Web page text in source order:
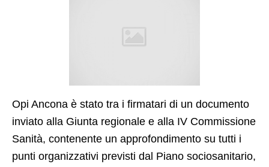
Opi Ancona è stato tra i firmatari di un documento
inviato alla Giunta regionale e alla IV Commissione
Sanità, contenente un approfondimento su tutti i
punti organizzativi previsti dal Piano sociosanitario,